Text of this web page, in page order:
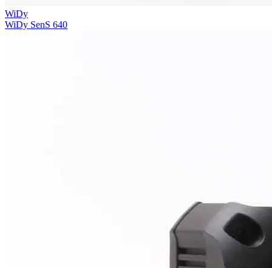
WiDy
WiDy SenS 640